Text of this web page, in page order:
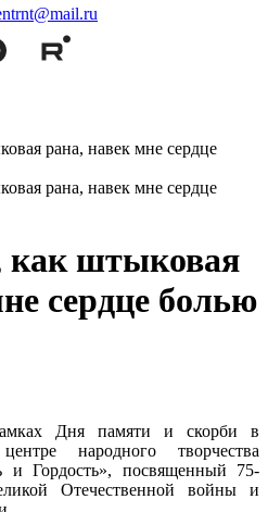
рана, навек мне сердце
рана, навек мне сердце
как штыковая
сердце болью
Дня памяти и скорби в
народного творчества
и Гордость», посвященный 75-
Отечественной войны и